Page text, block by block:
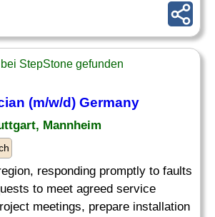
StepStone gefunden
(m/w/d) Germany
Mannheim
responding promptly to faults
to meet agreed service
meetings, prepare installation